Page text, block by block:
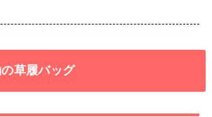
草履バッグ